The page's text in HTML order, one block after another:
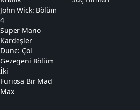
John Wick: Bölüm
4
Süper Mario
Kardeşler
Dune: Çöl
Gezegeni Bölüm
İki
Furiosa Bir Mad
Max